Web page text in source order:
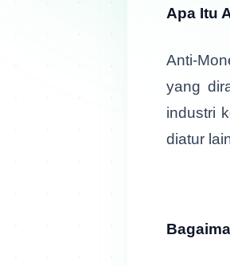
Apa Itu
Anti-
yang
industri
diatur